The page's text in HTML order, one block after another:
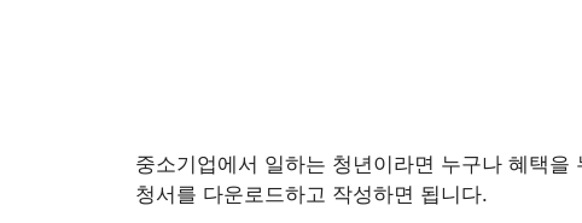
중소기업에서 일하는 청년이라면 누구나 혜택
청서를 다운로드하고 작성하면 됩니다.